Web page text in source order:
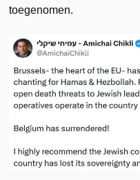
toegenomen.